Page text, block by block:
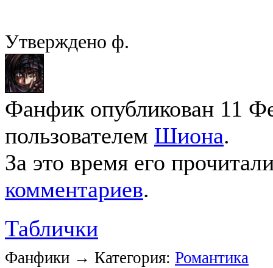
Утверждено ф.
Фанфик опубликован 11
пользователем Шиона.
За это время его
комментариев.
Таблички
Фанфики → Категория: Романтика